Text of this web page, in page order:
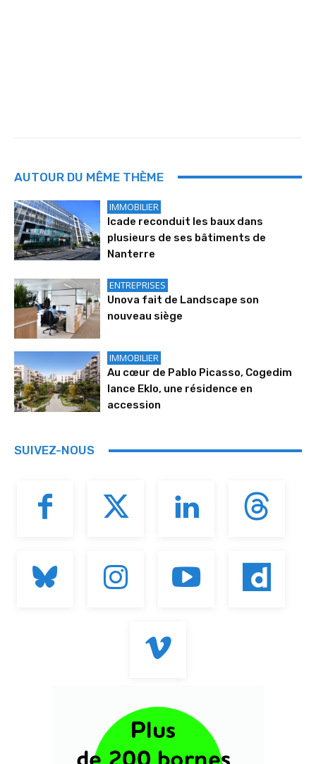
AUTOUR DU MÊME THÈME
IMMOBILIER
Icade reconduit les baux dans
plusieurs de ses bâtiments de
Nanterre
ENTREPRISES
Unova fait de Landscape son
nouveau siège
IMMOBILIER
Au cœur de Pablo Picasso, Cogedim
lance Eklo, une résidence en
accession
SUIVEZ-NOUS